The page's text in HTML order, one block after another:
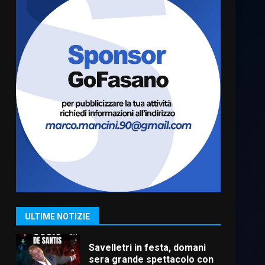
ULTIME NOTIZIE
Fasanese ferito a colpi di
arma da fuoco
6 Agosto 2026 18:13
7
Carta d’identità: continua il
piano di aperture
straordinarie del Comune di
Fasano
6 Agosto 2026 14:16
1
La Banda Città di Fasano apre
ufficialmente la Festa di
Savelletri in festa, domani
sera grande spettacolo con